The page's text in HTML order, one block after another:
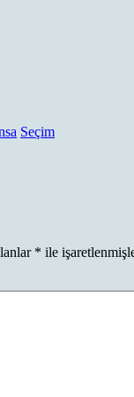
Seçim
* ile